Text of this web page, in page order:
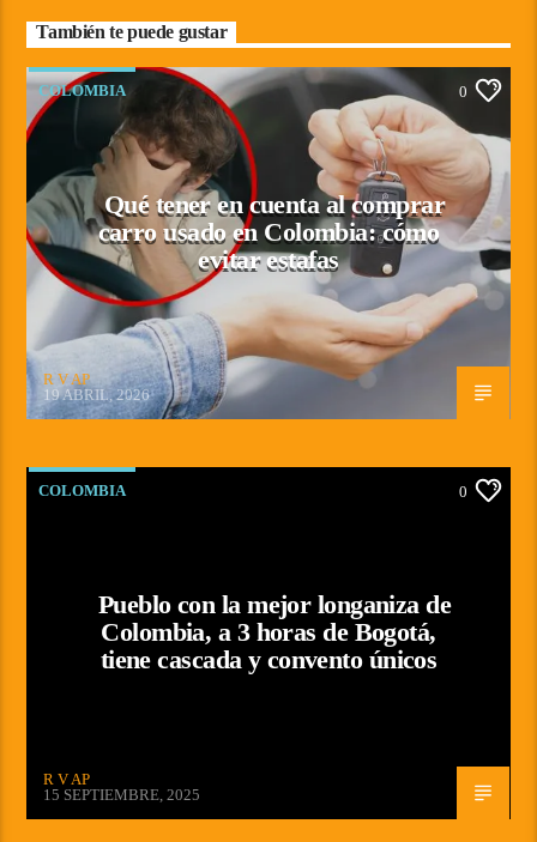
También te puede gustar
COLOMBIA 0
Qué tener en cuenta al comprar
carro usado en Colombia: cómo
evitar estafas
R V AP
19 ABRIL, 2026
COLOMBIA 0
Pueblo con la mejor longaniza de
Colombia, a 3 horas de Bogotá,
tiene cascada y convento únicos
R V AP
15 SEPTIEMBRE, 2025